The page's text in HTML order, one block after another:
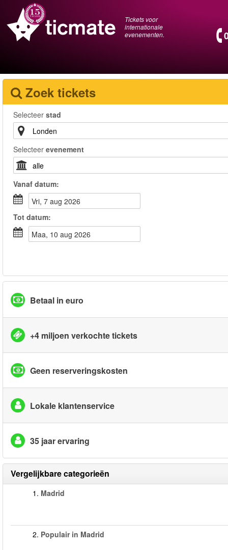
Tickets voor
internationale
evenementen.
Zoek tickets
Selecteer stad
Selecteer evenement
Vanaf datum:
vri, 7 aug 2026
Tot datum:
maa, 10 aug 2026
Betaal in euro
+4 miljoen verkochte tickets
Geen reserveringskosten
Lokale klantenservice
35 jaar ervaring
Vergelijkbare categorieën
1. Madrid
2. Populair in Madrid